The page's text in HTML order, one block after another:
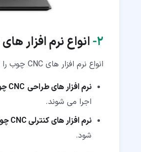
۲‏- انواع نرم افزار های
انواع نرم افزار های CNC چوب را می توان در دو گروه زیر تقسیم بندی کرد:
نرم افزار های طراحی CNC چوب:
اجرا می شوند.
نرم افزار های کنترلی CNC چوب:
شود.